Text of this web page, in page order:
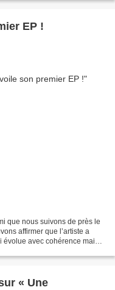
EP !
que nous suivons de près le
affirmer que l’artiste a
évolue avec cohérence mais
« Une